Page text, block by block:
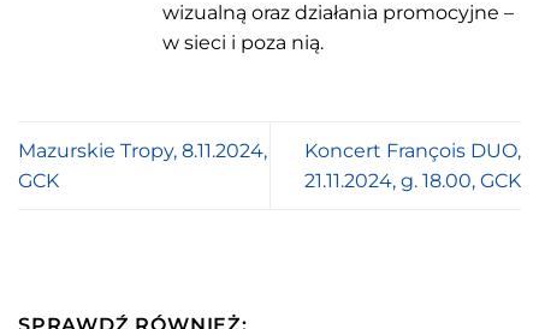
wizualną oraz działania promocyjne –
w sieci i poza nią.
Mazurskie Tropy, 8.11.2024,
GCK
Koncert François DUO,
21.11.2024, g. 18.00, GCK